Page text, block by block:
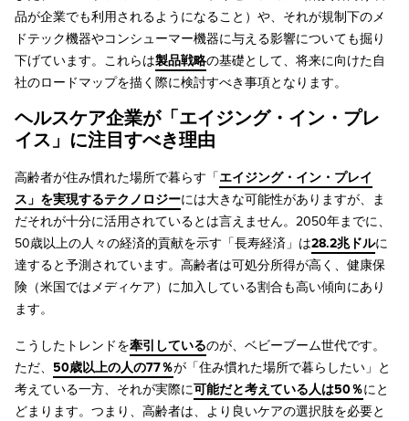
品が企業でも利用されるようになること）や、それが規制下のメ
ドテック機器やコンシューマー機器に与える影響についても掘り
下げています。これらは製品戦略の基礎として、将来に向けた自
社のロードマップを描く際に検討すべき事項となります。
ヘルスケア企業が「エイジング・イン・プレ
イス」に注目すべき理由
高齢者が住み慣れた場所で暮らす「エイジング・イン・プレイ
ス」を実現するテクノロジーには大きな可能性がありますが、ま
だそれが十分に活用されているとは言えません。2050年までに、
50歳以上の人々の経済的貢献を示す「長寿経済」は28.2兆ドルに
達すると予測されています。高齢者は可処分所得が高く、健康保
険（米国ではメディケア）に加入している割合も高い傾向にあり
ます。
こうしたトレンドを牽引しているのが、ベビーブーム世代です。
ただ、 50歳以上の人の77％が「住み慣れた場所で暮らしたい」と
考えている一方、それが実際に可能だと考えている人は50％にと
どまります。つまり、高齢者は、より良いケアの選択肢を必要と